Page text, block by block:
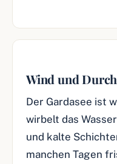
Wind und
Der Gardasee ist
wirbelt das
und kalte
manchen Tagen